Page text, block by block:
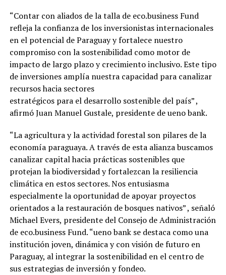
“Contar con aliados de la talla de eco.business Fund
refleja la confianza de los inversionistas internacionales
en el potencial de Paraguay y fortalece nuestro
compromiso con la sostenibilidad como motor de
impacto de largo plazo y crecimiento inclusivo. Este tipo
de inversiones amplía nuestra capacidad para canalizar
recursos hacia sectores
estratégicos para el desarrollo sostenible del país” ,
afirmó Juan Manuel Gustale, presidente de ueno bank.
“La agricultura y la actividad forestal son pilares de la
economía paraguaya. A través de esta alianza buscamos
canalizar capital hacia prácticas sostenibles que
protejan la biodiversidad y fortalezcan la resiliencia
climática en estos sectores. Nos entusiasma
especialmente la oportunidad de apoyar proyectos
orientados a la restauración de bosques nativos” , señaló
Michael Evers, presidente del Consejo de Administración
de eco.business Fund. “ueno bank se destaca como una
institución joven, dinámica y con visión de futuro en
Paraguay, al integrar la sostenibilidad en el centro de
sus estrategias de inversión y fondeo.